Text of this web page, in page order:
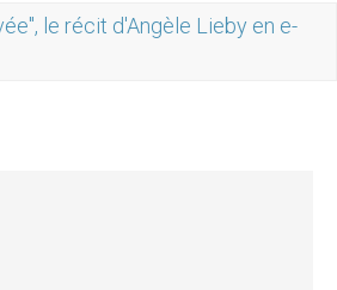
le récit d'Angèle Lieby en e-